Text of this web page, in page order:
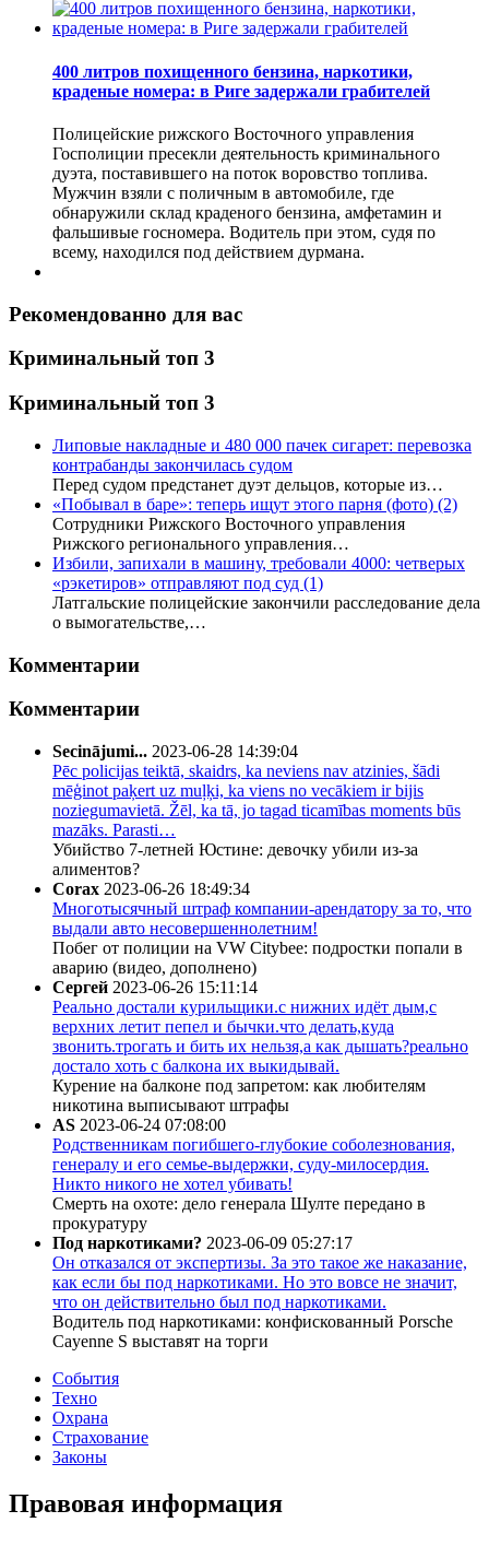
400 литров похищенного бензина, наркотики,
краденые номера: в Риге задержали грабителей
Полицейские рижского Восточного управления
Госполиции пресекли деятельность криминального
дуэта, поставившего на поток воровство топлива.
Мужчин взяли с поличным в автомобиле, где
обнаружили склад краденого бензина, амфетамин и
фальшивые госномера. Водитель при этом, судя по
всему, находился под действием дурмана.
Рекомендованно для вас
Криминальный топ 3
Криминальный топ 3
Липовые накладные и 480 000 пачек сигарет: перевозка
контрабанды закончилась судом
Перед судом предстанет дуэт дельцов, которые из…
«Побывал в баре»: теперь ищут этого парня (фото) (2)
Сотрудники Рижского Восточного управления
Рижского регионального управления…
Избили, запихали в машину, требовали 4000: четверых
«рэкетиров» отправляют под суд (1)
Латгальские полицейские закончили расследование дела
о вымогательстве,…
Комментарии
Комментарии
Secinājumi... 2023-06-28 14:39:04
Pēc policijas teiktā, skaidrs, ka neviens nav atzinies, šādi
mēģinot paķert uz muļķi, ka viens no vecākiem ir bijis
noziegumavietā. Žēl, ka tā, jo tagad ticamības moments būs
mazāks. Parasti…
Убийство 7-летней Юстине: девочку убили из-за
алиментов?
Corax 2023-06-26 18:49:34
Многотысячный штраф компании-арендатору за то, что
выдали авто несовершеннолетним!
Побег от полиции на VW Citybee: подростки попали в
аварию (видео, дополнено)
Сергей 2023-06-26 15:11:14
Реально достали курильщики.с нижних идёт дым,с
верхних летит пепел и бычки.что делать,куда
звонить.трогать и бить их нельзя,а как дышать?реально
достало хоть с балкона их выкидывай.
Курение на балконе под запретом: как любителям
никотина выписывают штрафы
AS 2023-06-24 07:08:00
Родственникам погибшего-глубокие соболезнования,
генералу и его семье-выдержки, суду-милосердия.
Никто никого не хотел убивать!
Смерть на охоте: дело генерала Шулте передано в
прокуратуру
Под наркотиками? 2023-06-09 05:27:17
Он отказался от экспертизы. За это такое же наказание,
как если бы под наркотиками. Но это вовсе не значит,
что он действительно был под наркотиками.
Водитель под наркотиками: конфискованный Porsche
Cayenne S выставят на торги
События
Техно
Охрана
Страхование
Законы
Правовая информация